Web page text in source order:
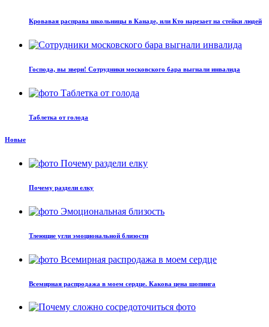
Кровавая расправа школьницы в Канаде, или Кто нарезает на стейки людей
Господа, вы звери! Сотрудники московского бара выгнали инвалида
Таблетка от голода
Новые
Почему раздели елку
Тлеющие угли эмоциональной близости
Всемирная распродажа в моем сердце. Какова цена шопинга